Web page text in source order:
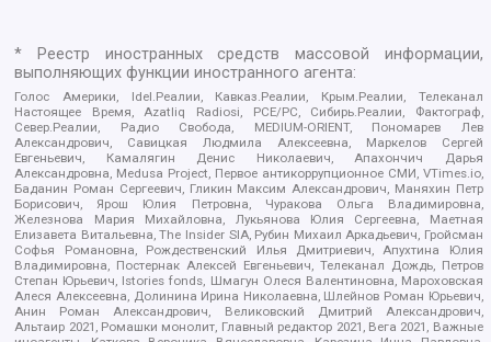
* Реестр иностранных средств массовой информации,
выполняющих функции иностранного агента:
Голос Америки, Idel.Реалии, Кавказ.Реалии, Крым.Реалии, Телеканал
Настоящее Время, Azatliq Radiosi, PCE/PC, Сибирь.Реалии, Фактограф,
Север.Реалии, Радио Свобода, MEDIUM-ORIENT, Пономарев Лев
Александрович, Савицкая Людмила Алексеевна, Маркелов Сергей
Евгеньевич, Камалягин Денис Николаевич, Апахончич Дарья
Александровна, Medusa Project, Первое антикоррупционное СМИ, VTimes.io,
Баданин Роман Сергеевич, Гликин Максим Александрович, Маняхин Петр
Борисович, Ярош Юлия Петровна, Чуракова Ольга Владимировна,
Железнова Мария Михайловна, Лукьянова Юлия Сергеевна, Маетная
Елизавета Витальевна, The Insider SIA, Рубин Михаил Аркадьевич, Гройсман
Софья Романовна, Рождественский Илья Дмитриевич, Апухтина Юлия
Владимировна, Постернак Алексей Евгеньевич, Телеканал Дождь, Петров
Степан Юрьевич, Istories fonds, Шмагун Олеся Валентиновна, Мароховская
Алеся Алексеевна, Долинина Ирина Николаевна, Шлейнов Роман Юрьевич,
Анин Роман Александрович, Великовский Дмитрий Александрович,
Альтаир 2021, Ромашки монолит, Главный редактор 2021, Вега 2021, Важные